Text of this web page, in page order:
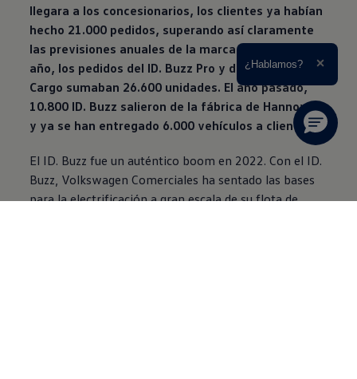
llegara a los concesionarios, los clientes ya habían
hecho 21.000 pedidos, superando así claramente
las previsiones anuales de la marca. A finales de
año, los pedidos del ID. Buzz Pro y del ID. Buzz
Cargo sumaban 26.600 unidades. El año pasado,
10.800 ID. Buzz salieron de la fábrica de Hannover
y ya se han entregado 6.000 vehículos a clientes.
El ID. Buzz fue un auténtico boom en 2022. Con el ID.
Buzz, Volkswagen Comerciales ha sentado las bases
para la electrificación a gran escala de su flota de
¿Hablamos?
Ampliar el texto